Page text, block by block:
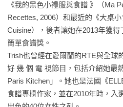
《我的黑色小禮服與食譜 》（Ma
Recettes, 2006）和最近的《大桌
Cuisine），後者讓她在2013年獲得
簡單食譜獎。
Trish也曾經在愛爾蘭的RTE與全球
好 幾 個 電 視節目，包括介紹她最
Paris Kitchen」。她也是法國《
食譜專欄作家，並在2010年時，入